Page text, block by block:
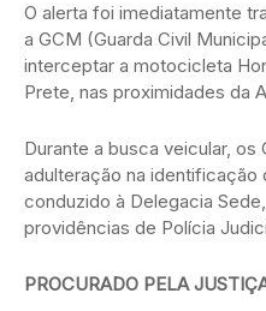
O alerta foi imediatamente
a GCM (Guarda Civil
interceptar a motocicleta
Prete, nas proximidades da
Durante a busca veicular,
adulteração na
conduzido à Delegacia
providências de Polícia
PROCURADO PELA